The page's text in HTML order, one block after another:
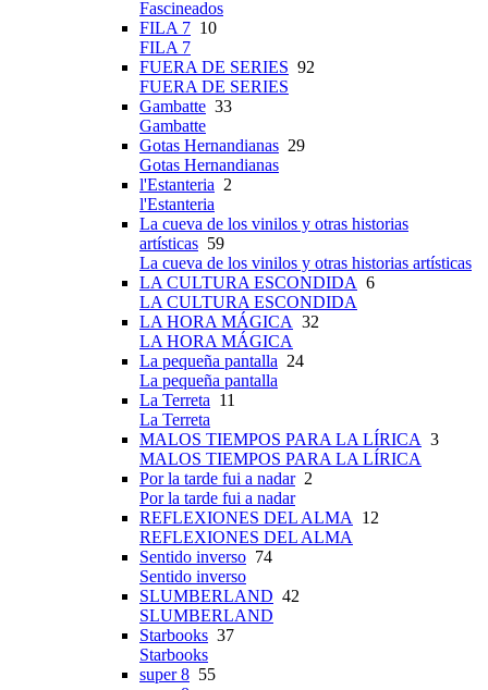
Fascineados
FILA 7 10
FILA 7
FUERA DE SERIES 92
FUERA DE SERIES
Gambatte 33
Gambatte
Gotas Hernandianas 29
Gotas Hernandianas
l'Estanteria 2
l'Estanteria
La cueva de los vinilos y otras historias
artísticas 59
La cueva de los vinilos y otras historias artísticas
LA CULTURA ESCONDIDA 6
LA CULTURA ESCONDIDA
LA HORA MÁGICA 32
LA HORA MÁGICA
La pequeña pantalla 24
La pequeña pantalla
La Terreta 11
La Terreta
MALOS TIEMPOS PARA LA LÍRICA 3
MALOS TIEMPOS PARA LA LÍRICA
Por la tarde fui a nadar2
Por la tarde fui a nadar
REFLEXIONES DEL ALMA 12
REFLEXIONES DEL ALMA
Sentido inverso 74
Sentido inverso
SLUMBERLAND 42
SLUMBERLAND
Starbooks 37
Starbooks
super 8 55